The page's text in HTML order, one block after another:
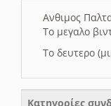
Ανθιμος
Το μεγαλο
Το δευτερο
Κατηγορίες